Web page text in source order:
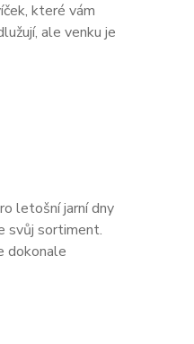
které vám
ale venku je
letošní jarní dny
svůj sortiment.
dokonale